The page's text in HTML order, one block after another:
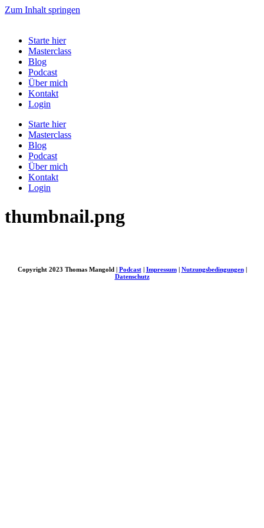
Zum Inhalt springen
Starte hier
Masterclass
Blog
Podcast
Über mich
Kontakt
Login
Starte hier
Masterclass
Blog
Podcast
Über mich
Kontakt
Login
thumbnail.png
Copyright 2023 Thomas Mangold | Podcast| Impressum| Nutzungsbedingungen|
Datenschutz